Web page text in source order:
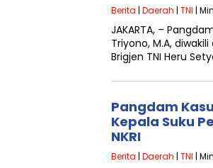
Berita | Daerah | TNI |
JAKARTA, –
Triyono, M.A,
Brigjen TNI Heru
Pangdam
Kepala Suku
NKRI
Berita | Daerah | TNI |